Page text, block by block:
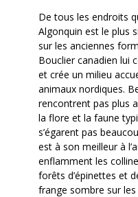
De tous les endroits
Algonquin est le plus
sur les anciennes
Bouclier canadien lui
et crée un milieu
animaux nordiques.
rencontrent pas plus
la flore et la faune
s’égarent pas
est à son meilleur à
enflamment les
forêts d’épinettes et
frange sombre sur les